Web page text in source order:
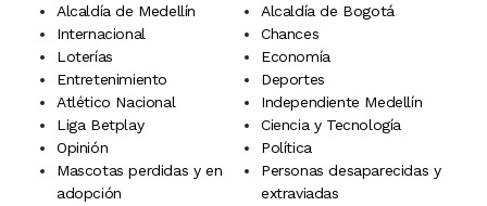
Alcaldía de Medellín
Alcaldía de Bogotá
Internacional
Chances
Loterías
Economía
Entretenimiento
Deportes
Atlético Nacional
Independiente Medellín
Liga Betplay
Ciencia y Tecnología
Opinión
Política
Mascotas perdidas y en
adopción
Personas desaparecidas y
extraviadas